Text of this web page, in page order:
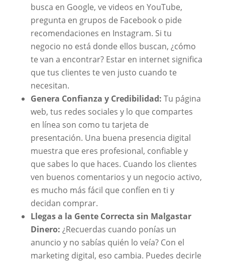
busca en Google, ve videos en YouTube,
pregunta en grupos de Facebook o pide
recomendaciones en Instagram. Si tu
negocio no está donde ellos buscan, ¿cómo
te van a encontrar? Estar en internet significa
que tus clientes te ven justo cuando te
necesitan.
Genera Confianza y Credibilidad: Tu página
web, tus redes sociales y lo que compartes
en línea son como tu tarjeta de
presentación. Una buena presencia digital
muestra que eres profesional, confiable y
que sabes lo que haces. Cuando los clientes
ven buenos comentarios y un negocio activo,
es mucho más fácil que confíen en ti y
decidan comprar.
Llegas a la Gente Correcta sin Malgastar
Dinero: ¿Recuerdas cuando ponías un
anuncio y no sabías quién lo veía? Con el
marketing digital, eso cambia. Puedes decirle